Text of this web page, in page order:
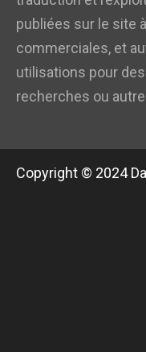
publiées sur le site
commerciales, et
utilisations pour
recherches ou
Copyright © 2024